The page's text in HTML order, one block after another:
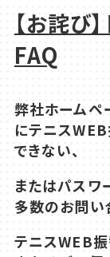
【お詫び
FAQ
弊社ホームペ
にテニスWEB
できない、
またはパスワ
多数のお問い
テニスWEB